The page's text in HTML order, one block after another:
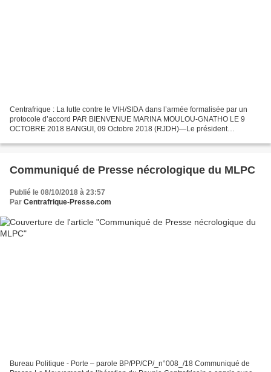
Centrafrique : La lutte contre le VIH/SIDA dans l’armée formalisée par un
protocole d’accord PAR BIENVENUE MARINA MOULOU-GNATHO LE 9
OCTOBRE 2018 BANGUI, 09 Octobre 2018 (RJDH)—Le président
Communiqué de Presse nécrologique du MLPC
Publié le 08/10/2018 à 23:57
Par Centrafrique-Presse.com
Bureau Politique - Porte – parole BP/PP/CP/_n°008_/18 Communiqué de